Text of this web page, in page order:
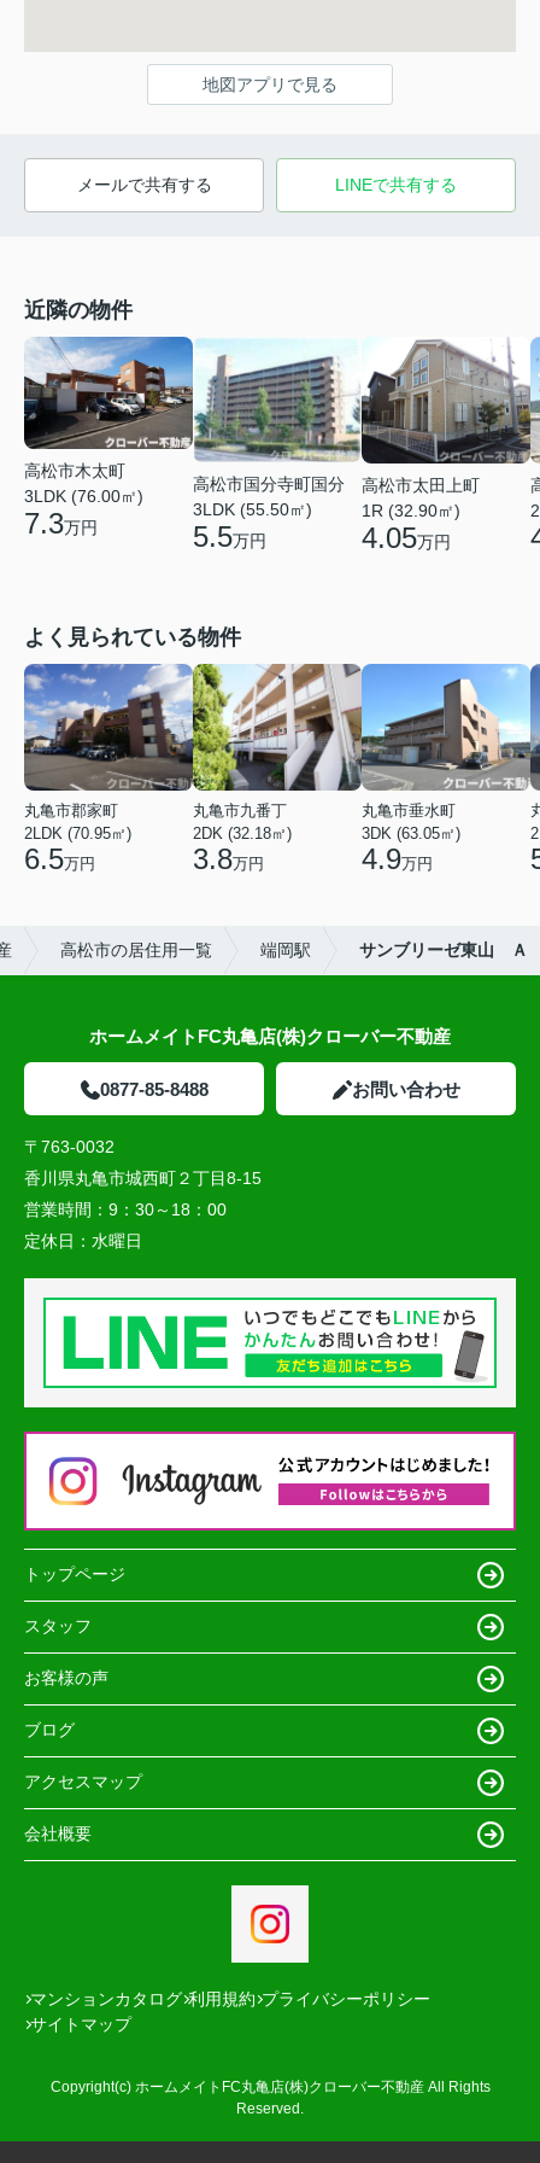
地図アプリで見る
メールで共有する LINEで共有する
近隣の物件
高松市木太町
3LDK (76.00㎡)
7.3万円
高松市国分寺町国分
3LDK (55.50㎡)
5.5万円
高松市太田上町
1R (32.90㎡)
4.05万円
よく見られている物件
丸亀市郡家町
2LDK (70.95㎡)
6.5万円
丸亀市九番丁
2DK (32.18㎡)
3.8万円
丸亀市垂水町
3DK (63.05㎡)
4.9万円
高松市の居住用一覧 端岡駅 サンブリーゼ東山 Ａ
ホームメイトFC丸亀店(株)クローバー不動産
0877-85-8488 お問い合わせ
〒763-0032
香川県丸亀市城西町２丁目8-15
営業時間： 9：30～18：00
定休日： 水曜日
トップページ
スタッフ
お客様の声
ブログ
アクセスマップ
会社概要
マンションカタログ 利用規約 プライバシーポリシー
サイトマップ
Copyright(c) ホームメイトFC丸亀店(株)クローバー不動産 All Rights
Reserved.